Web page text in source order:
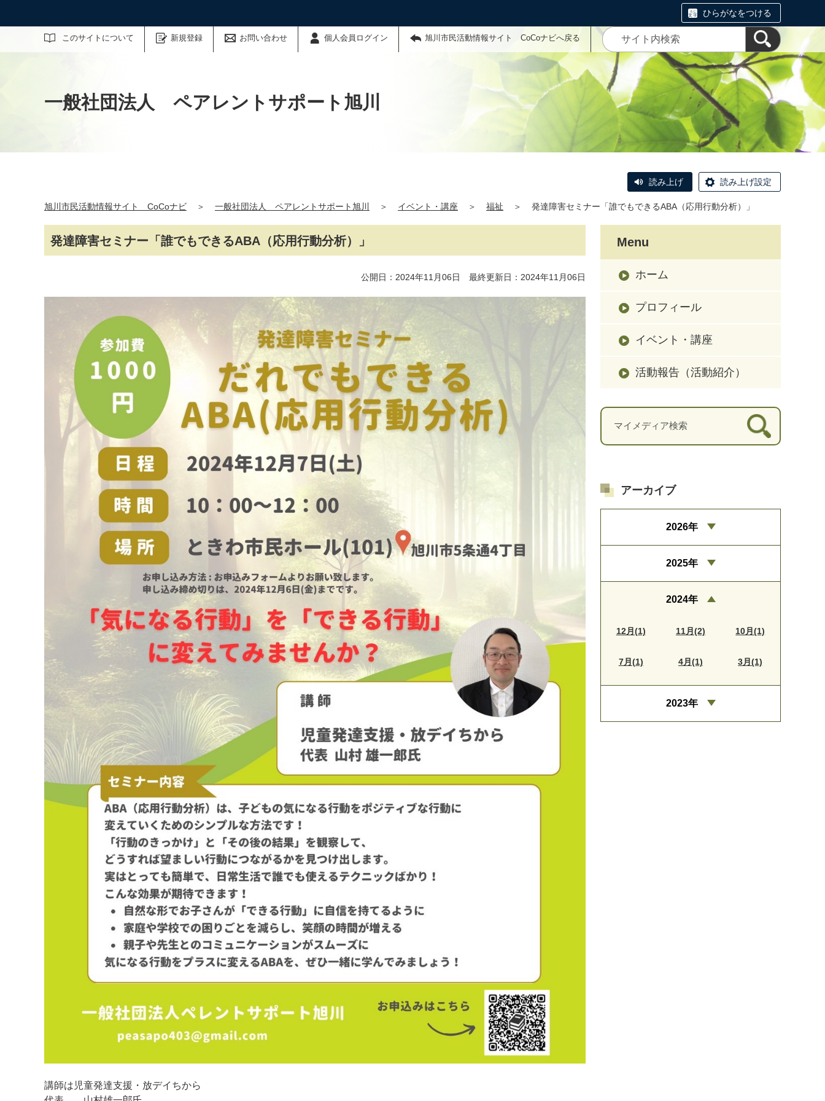
ひらがなをつける
このサイトについて 新規登録 お問い合わせ 個人会員ログイン 旭川市民活動情報サイト CoCoナビへ戻る
サイト内検索
一般社団法人 ペアレントサポート旭川
読み上げ 読み上げ設定
旭川市民活動情報サイト CoCoナビ ＞ 一般社団法人 ペアレントサポート旭川 ＞ イベント・講座 ＞ 福祉 ＞ 発達障害セミナー「誰でもできるABA（応用行動分析）」
発達障害セミナー「誰でもできるABA（応用行動分析）」
公開日：2024年11月06日 最終更新日：2024年11月06日
講師は児童発達支援・放デイちから
Menu
ホーム
プロフィール
イベント・講座
活動報告（活動紹介）
アーカイブ
2026年
2025年
2024年
12月(1) 11月(2) 10月(1)
7月(1) 4月(1) 3月(1)
2023年